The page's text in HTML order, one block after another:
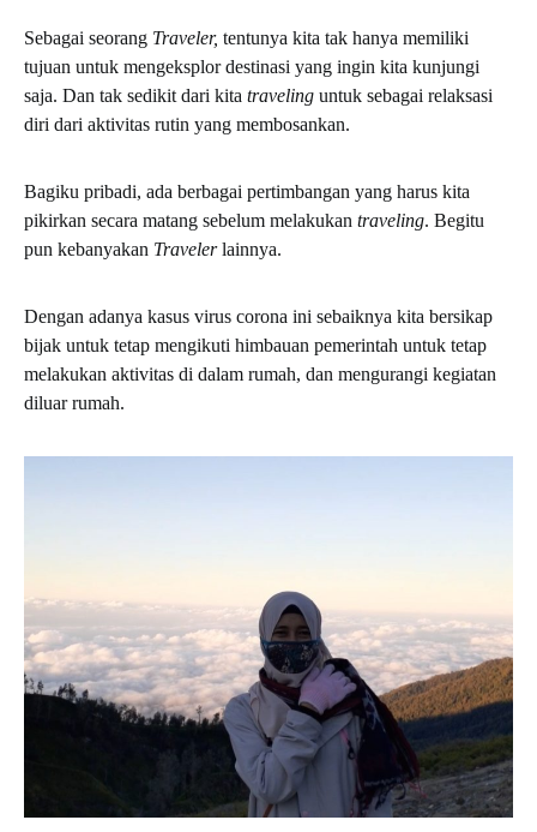
Sebagai seorang Traveler, tentunya kita tak hanya memiliki
tujuan untuk mengeksplor destinasi yang ingin kita kunjungi
saja. Dan tak sedikit dari kita traveling untuk sebagai relaksasi
diri dari aktivitas rutin yang membosankan.
Bagiku pribadi, ada berbagai pertimbangan yang harus kita
pikirkan secara matang sebelum melakukan traveling. Begitu
pun kebanyakan Travelerlainnya.
Dengan adanya kasus virus corona ini sebaiknya kita bersikap
bijak untuk tetap mengikuti himbauan pemerintah untuk tetap
melakukan aktivitas di dalam rumah, dan mengurangi kegiatan
diluar rumah.